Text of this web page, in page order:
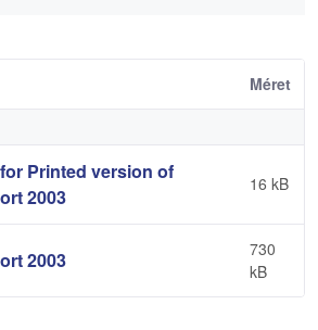
Méret
Printed version of
2003
16 kB
2003
730
kB